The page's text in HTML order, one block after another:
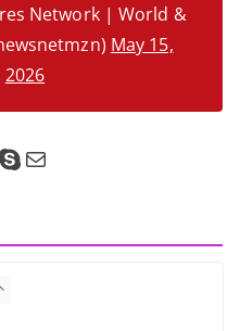
Network | World &
May 15,
2026
Skype Mail